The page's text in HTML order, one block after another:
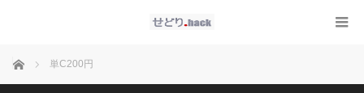
ホーム 単C200円